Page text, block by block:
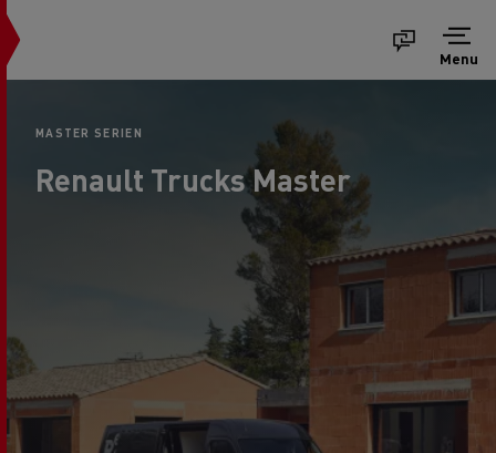
Menu
MASTER SERIEN
Renault Trucks Master